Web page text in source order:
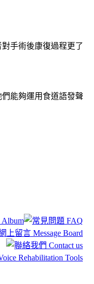
手術後康復過程更了
能夠運用食道語發聲